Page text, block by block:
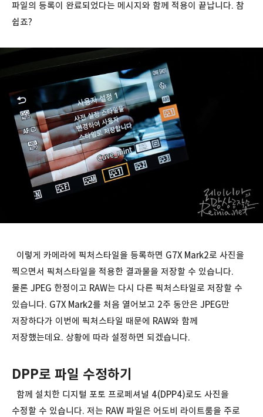
파일의 등록이 완료되었다는 메시지와 함께 적용이 끝납니다. 참
쉽죠?
이렇게 카메라에 픽처스타일을 등록하면 G7X Mark2로 사진을
찍으면서 픽처스타일을 적용한 결과물을 저장할 수 있습니다.
물론 JPEG 한정이고 RAW는 다시 다른 픽처스타일로 저장할 수
있습니다. G7X Mark2를 처음 열어보고 2주 동안은 JPEG만
저장하다가 이번에 픽처스타일 때문에 RAW와 함께
저장했는데요. 상황에 따라 설정하면 되겠습니다.
DPP로 파일 수정하기
함께 설치한 디지털 포토 프로페셔널 4(DPP4)로도 사진을
수정할 수 있습니다. 저는 RAW 파일은 어도비 라이트룸을 주로